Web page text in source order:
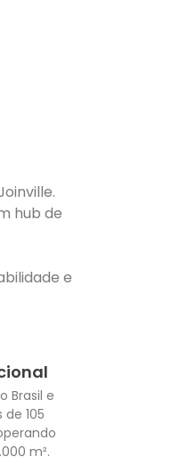
hub de
e
Brasil e
105
m².